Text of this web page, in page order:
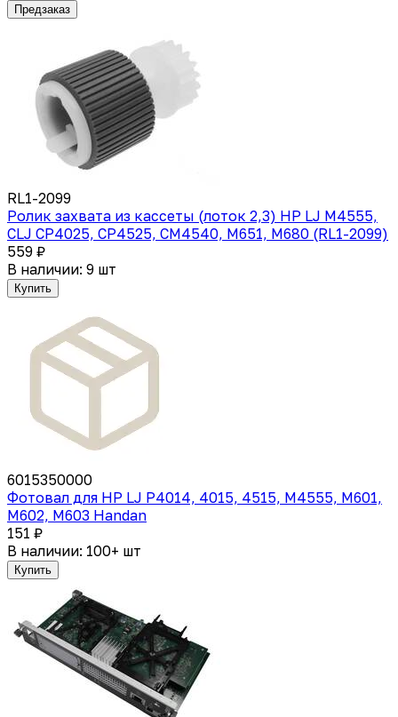
Предзаказ
RL1-2099
Ролик захвата из кассеты (лоток 2,3) HP LJ M4555,
CLJ CP4025, CP4525, CM4540, M651, M680 (RL1-2099)
559 ₽
В наличии: 9 шт
Купить
6015350000
Фотовал для HP LJ P4014, 4015, 4515, M4555, M601,
M602, M603 Handan
151 ₽
В наличии: 100+ шт
Купить